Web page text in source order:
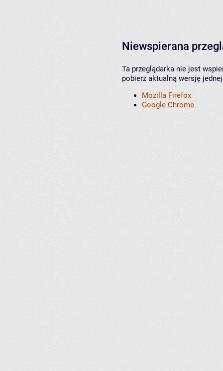
Niewspierana
Ta przeglądarka nie jest
pobierz aktualną wersję
Mozilla Firefox
Google Chrome